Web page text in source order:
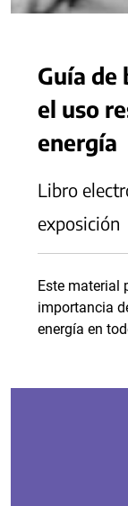
Guía de
el uso
energía
Libro
exposición
Este material
importancia
energía en